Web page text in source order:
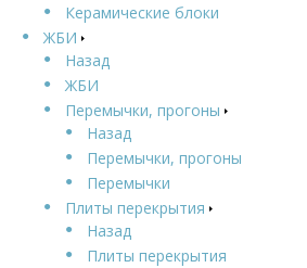
Керамические блоки
ЖБИ
Назад
ЖБИ
Перемычки, прогоны
Назад
Перемычки, прогоны
Перемычки
Плиты перекрытия
Назад
Плиты перекрытия